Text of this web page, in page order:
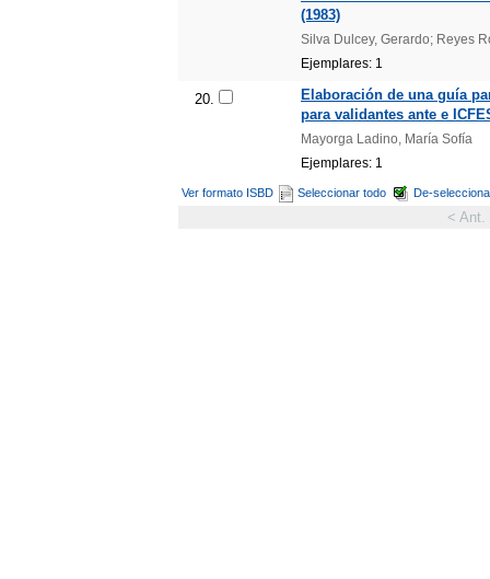
(1983)
Silva Dulcey, Gerardo; Reyes
Ejemplares: 1
20.
Elaboración de una guía
para validantes ante e
Mayorga Ladino, María Sofía
Ejemplares: 1
Ver formato ISBD Seleccionar todo De-
< Ant.